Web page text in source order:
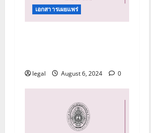
เอกสาารเผยแพร่
legal August 6, 2024 0